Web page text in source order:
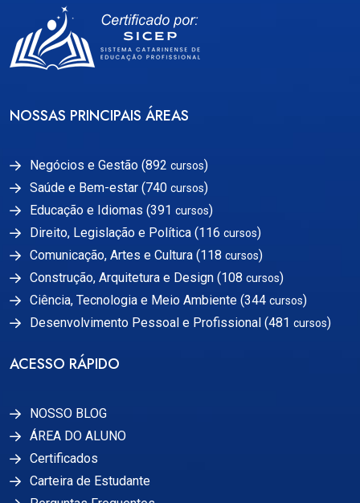
NOSSAS PRINCIPAIS ÁREAS
Negócios e Gestão (892 cursos)
Saúde e Bem-estar (740 cursos)
Educação e Idiomas (391 cursos)
Direito, Legislação e Política (116 cursos)
Comunicação, Artes e Cultura (118 cursos)
Construção, Arquitetura e Design (108 cursos)
Ciência, Tecnologia e Meio Ambiente (344 cursos)
Desenvolvimento Pessoal e Profissional (481 cursos)
ACESSO RÁPIDO
NOSSO BLOG
ÁREA DO ALUNO
Certificados
Carteira de Estudante